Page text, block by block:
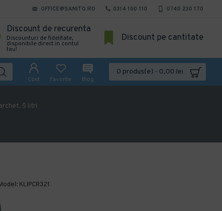
OFFICE@SANITO.RO 0314 100 110 0740 230 170
Discount de recurenta
Discounturi de fidelitate,
disponibile direct in contul
tau!
Discount pe cantitate
Cont Favorite Blog
0 produs(e) - 0,00 lei
5 litri
KLIPCR321